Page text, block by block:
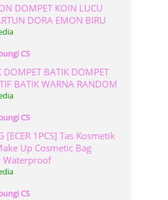
DOMPET KOIN LUCU
DORA EMON BIRU
CS
DOMPET BATIK DOMPET
BATIK WARNA RANDOM
CS
[ECER 1PCS] Tas Kosmetik
Up Cosmetic Bag
Waterproof
CS